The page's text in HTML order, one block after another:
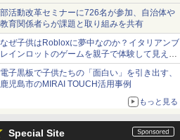
部活動改革セミナーに726名が参加、自治体や
教育関係者らが課題と取り組みを共有
なぜ子供はRobloxに夢中なのか？イタリアンブ
レインロットのゲームを親子で体験して見えた
こと
電子黒板で子供たちの「面白い」を引き出す、
鹿児島市のMIRAI TOUCH活用事例
もっと見る
Special Site